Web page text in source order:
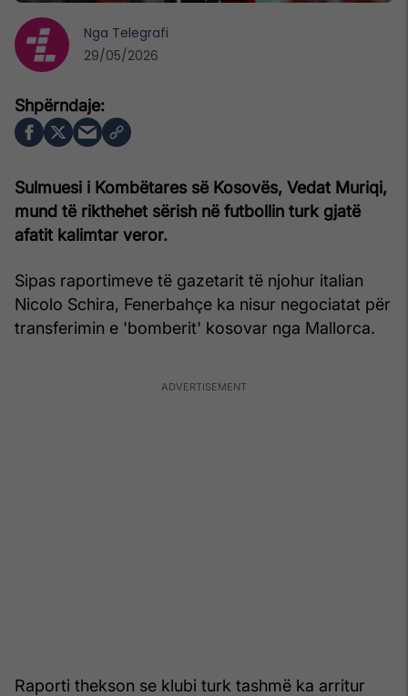
Sulmuesi i Kombëtares së Kosovës, Vedat Muriqi,
mund të rikthehet sërish në futbollin turk gjatë
afatit kalimtar veror.
Sipas raportimeve të gazetarit të njohur italian
Nicolo Schira, Fenerbahçe ka nisur negociatat për
transferimin e 'bomberit' kosovar nga Mallorca.
Raporti thekson se klubi turk tashmë ka arritur
Nga Telegrafi
29/05/2026